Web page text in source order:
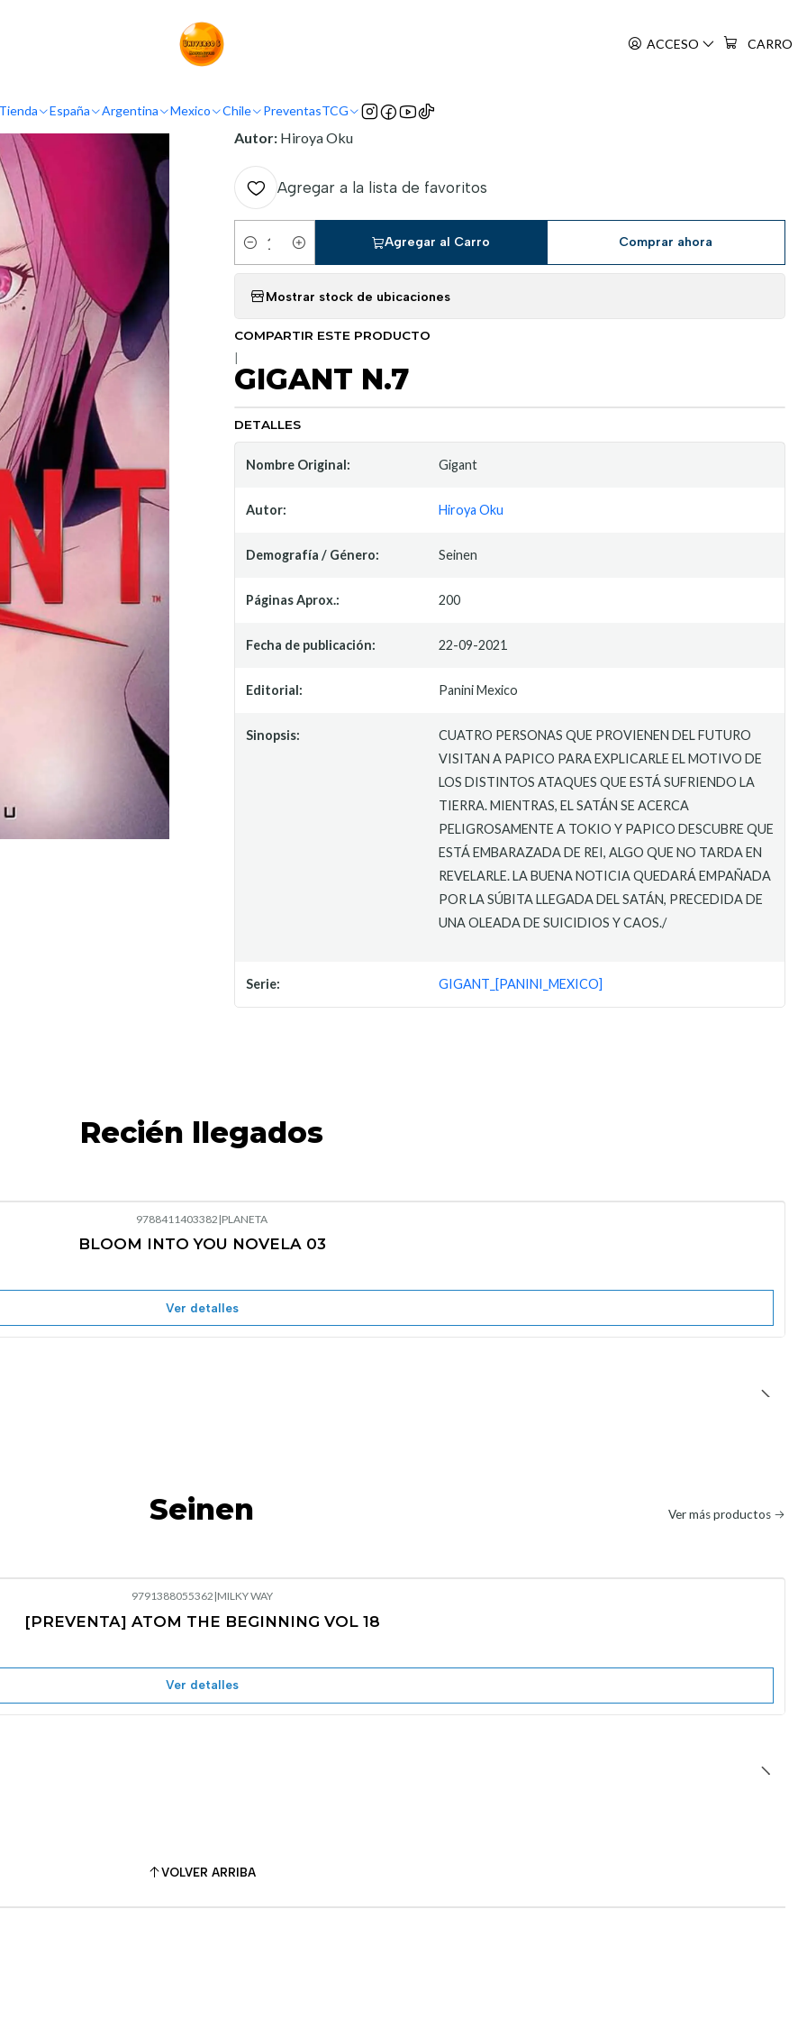
ACCESO CARRO
Tienda España Argentina Mexico Chile PreventasTCG
Nombre original:Gigant
Autor: Hiroya Oku
Agregar a la lista de favoritos
Cantidad
Agregar al Carro Comprar ahora
Mostrar stock de ubicaciones
COMPARTIR ESTE PRODUCTO
GIGANT N.7
DETALLES
Nombre Original: Gigant
Autor: Hiroya Oku
Demografía / Género: Seinen
Páginas Aprox.: 200
Fecha de publicación: 22-09-2021
Editorial: Panini Mexico
Sinopsis:
CUATRO PERSONAS QUE PROVIENEN DEL FUTURO
VISITAN A PAPICO PARA EXPLICARLE EL MOTIVO DE
LOS DISTINTOS ATAQUES QUE ESTÁ SUFRIENDO LA
TIERRA. MIENTRAS, EL SATÁN SE ACERCA
PELIGROSAMENTE A TOKIO Y PAPICO DESCUBRE QUE
ESTÁ EMBARAZADA DE REI, ALGO QUE NO TARDA EN
REVELARLE. LA BUENA NOTICIA QUEDARÁ EMPAÑADA
POR LA SÚBITA LLEGADA DEL SATÁN, PRECEDIDA DE
UNA OLEADA DE SUICIDIOS Y CAOS./
Serie: GIGANT_[PANINI_MEXICO]
Recién llegados
9788411403382 |PLANETA
BLOOM INTO YOU NOVELA 03
Ver detalles
Seinen Ver más productos
9791388055362 |MILKY WAY
[PREVENTA] ATOM THE BEGINNING VOL 18
Ver detalles
VOLVER ARRIBA